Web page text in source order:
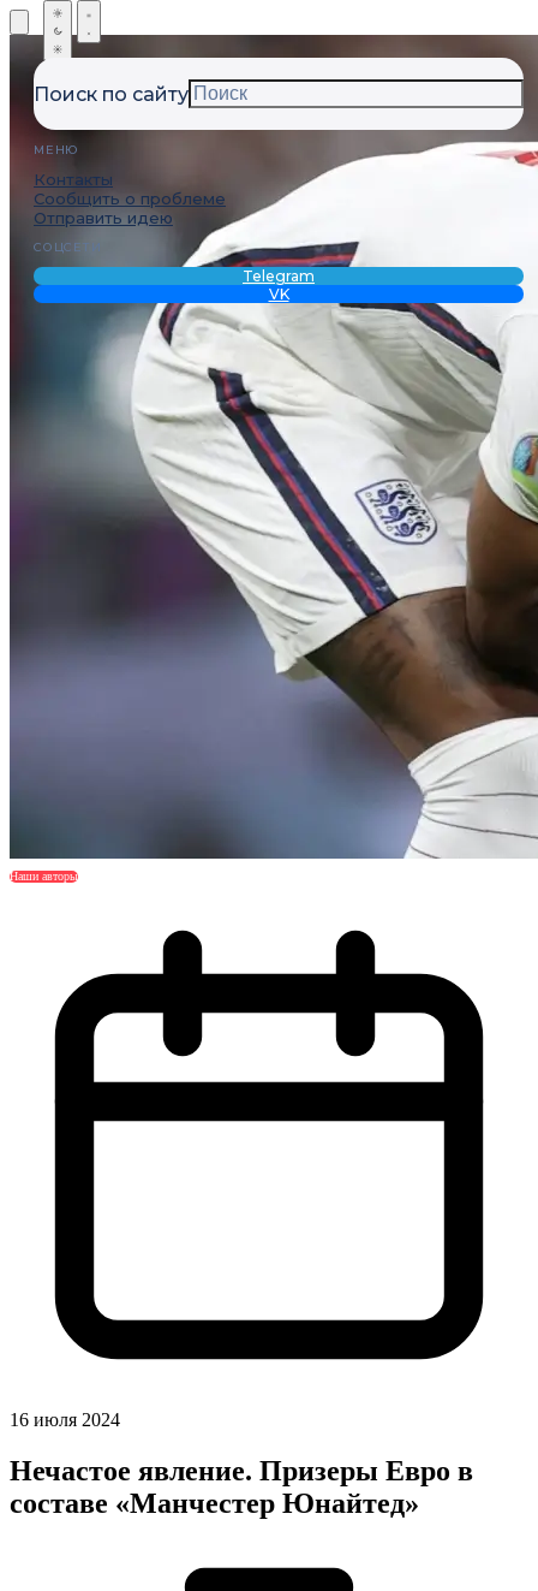
Поиск по сайту
МЕНЮ
Контакты
Сообщить о проблеме
Отправить идею
СОЦСЕТИ
Telegram
VK
Наши авторы
16 июля 2024
Нечастое явление. Призеры Евро в
составе «Манчестер Юнайтед»